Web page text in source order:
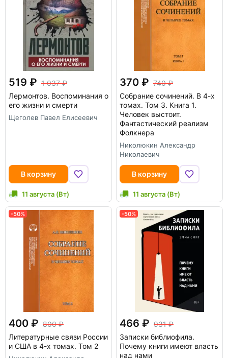
519
1 037
Лермонтов. Воспоминания о
его жизни и смерти
Щеголев Павел Елисеевич
В корзину
11 августа (Вт)
370
740
Собрание сочинений. В 4-х
томах. Том 3. Книга 1.
Человек выстоит.
Фантастический реализм
Фолкнера
Николюкин Александр
Николаевич
В корзину
11 августа (Вт)
-50%
400
800
Литературные связи России
и США в 4-х томах. Том 2
-50%
466
931
Записки библиофила.
Почему книги имеют власть
над нами